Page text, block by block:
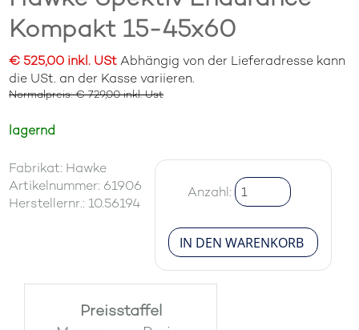
Kompakt 15-45x60
€ 525,00 inkl. UStAbhängig von der Lieferadresse kann
die USt. an der Kasse variieren.
Normalpreis: € 729,00 inkl. Ust
lagernd
Fabrikat: Hawke
Artikelnummer: 61906
Herstellernr.: 10.56194
Anzahl:
Preisstaffel